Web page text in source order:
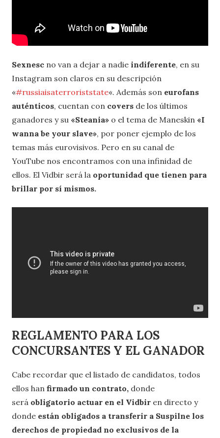
Sexnesc no van a dejar a nadie indiferente, en su
Instagram son claros en su descripción
«#russiaisaterroriststate«. Además son eurofans
auténticos, cuentan con covers de los últimos
ganadores y su «Steania» o el tema de Maneskin «I
wanna be your slave», por poner ejemplo de los
temas más eurovisivos. Pero en su canal de
YouTube nos encontramos con una infinidad de
ellos. El Vidbir será la oportunidad que tienen para
brillar por sí mismos.
REGLAMENTO PARA LOS
CONCURSANTES Y EL GANADOR
Cabe recordar que el listado de candidatos, todos
ellos han firmado un contrato, donde
será obligatorio actuar en el Vidbir en directo y
donde están obligados a transferir a Suspilne los
derechos de propiedad no exclusivos de la